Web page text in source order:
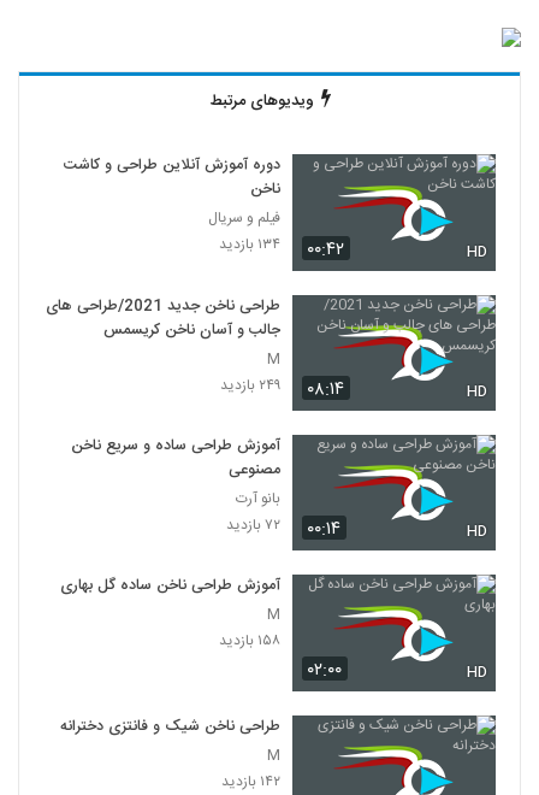
ویدیوهای مرتبط
۰۰:۴۲ HD
دوره آموزش آنلاین طراحی و کاشت
ناخن
فیلم و سریال
۱۳۴ بازدید
۰۸:۱۴ HD
طراحی ناخن جدید 2021/طراحی های
جالب و آسان ناخن کریسمس
M
۲۴۹ بازدید
۰۰:۱۴ HD
آموزش طراحی ساده و سریع ناخن
مصنوعی
بانو آرت
۷۲ بازدید
۰۲:۰۰ HD
آموزش طراحی ناخن ساده گل بهاری
M
۱۵۸ بازدید
طراحی ناخن شیک و فانتزی دخترانه
M
۱۴۲ بازدید